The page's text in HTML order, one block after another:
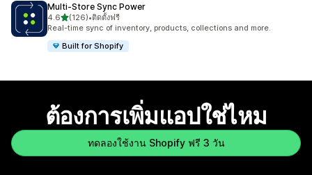
Multi‑Store Sync Power
4.6เต็ม 5 ดาว
(126)
ทั้งหมด 126 รีวิว
•ติดตั้งฟรี
Real-time sync of inventory, products, collections and more.
Built for Shopify
ต้องการเพิ่มแอปใช่ไหม
ทดลองใช้งาน Shopify ฟรี 3 วัน